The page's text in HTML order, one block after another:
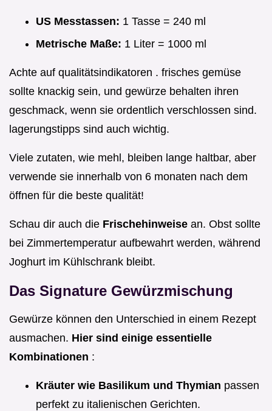
US Messtassen: 1 Tasse = 240 ml
Metrische Maße: 1 Liter = 1000 ml
Achte auf qualitätsindikatoren . frisches gemüse
sollte knackig sein, und gewürze behalten ihren
geschmack, wenn sie ordentlich verschlossen sind.
lagerungstipps sind auch wichtig.
Viele zutaten, wie mehl, bleiben lange haltbar, aber
verwende sie innerhalb von 6 monaten nach dem
öffnen für die beste qualität!
Schau dir auch die Frischehinweise an. Obst sollte
bei Zimmertemperatur aufbewahrt werden, während
Joghurt im Kühlschrank bleibt.
Das Signature Gewürzmischung
Gewürze können den Unterschied in einem Rezept
ausmachen. Hier sind einige essentielle
Kombinationen :
Kräuter wie Basilikum und Thymian passen
perfekt zu italienischen Gerichten.